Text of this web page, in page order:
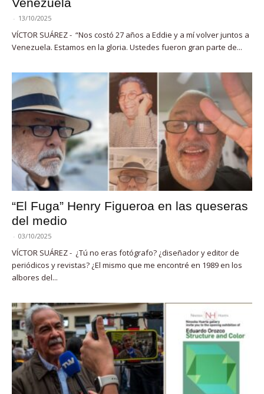
- 13/10/2025
VÍCTOR SUÁREZ - “Nos costó 27 años a Eddie y a mí volver juntos a
Venezuela. Estamos en la gloria. Ustedes fueron gran parte de...
“El Fuga” Henry Figueroa en las queseras
del medio
- 03/10/2025
VÍCTOR SUÁREZ - ¿Tú no eras fotógrafo? ¿diseñador y editor de
periódicos y revistas? ¿El mismo que me encontré en 1989 en los
albores del...